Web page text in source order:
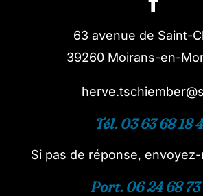
63 avenue de Saint-
39260 Moirans-en-
Tél. 03 63 68 18
Si pas de réponse,
Port. 06 24 68 73